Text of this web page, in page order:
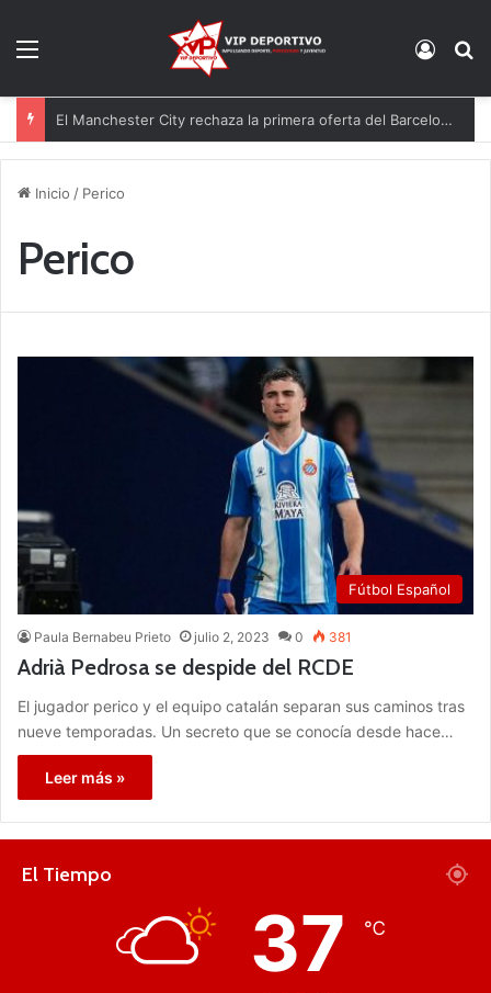
El Manchester City rechaza la primera oferta del Barcelona por Rodri
Inicio / Perico
Perico
Fútbol Español
Paula Bernabeu Prieto julio 2, 2023 0 381
Adrià Pedrosa se despide del RCDE
El jugador perico y el equipo catalán separan sus caminos tras
nueve temporadas. Un secreto que se conocía desde hace…
Leer más »
El Tiempo
37 ℃